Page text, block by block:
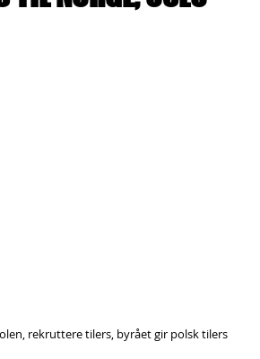
rekruttere tilers, byrået gir polsk tilers